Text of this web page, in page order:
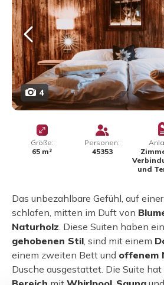
4
Größe:
65 m²
Personen:
45353
und
Das unbezahlbare Gefühl, auf einer
schlafen, mitten im Duft von
Naturholz. Diese Suiten haben
gehobenen Stil, sind mit einem
einem zweiten Bett und offenem
Dusche ausgestattet. Die Suite